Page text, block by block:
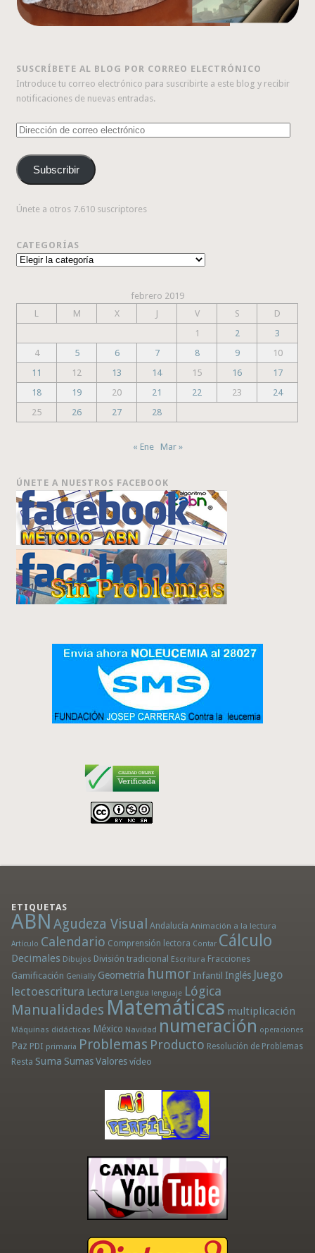
SUSCRÍBETE AL BLOG POR CORREO ELECTRÓNICO
Introduce tu correo electrónico para suscribirte a este blog y recibir
notificaciones de nuevas entradas.
Dirección
correo
electrónico
Subscribir
Únete a otros 7.610 suscriptores
CATEGORÍAS
Categorías
febrero 2019
L
M X J V S
D
1
2
3
4
5 6 7 8 9
10
11
12 13 14 15 16
17
18
19 20 21 22 23
24
25
26 27 28
« Ene Mar »
ÚNETE A NUESTROS FACEBOOK
ETIQUETAS
ABN Agudeza Visual Andalucía Animación a la lectura
Artículo Calendario Comprensión lectora Contar Cálculo
Decimales Dibujos División tradicional Escritura Fracciones
Gamificación Genially Geometría humor Infantil Inglés Juego
lectoescritura Lectura Lengua lenguaje Lógica
Manualidades Matemáticas multiplicación
Máquinas didácticas México Navidad numeración operaciones
Paz PDI primaria Problemas Producto Resolución de Problemas
Resta Suma Sumas Valores vídeo